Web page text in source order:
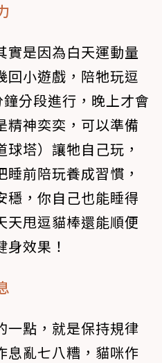
實是因為白天運動量
回小遊戲，陪牠玩逗
分段進行，晚上才會
精神奕奕，可以準備
塔）讓牠自己玩，
前陪玩養成習慣，
穩，你自己也能睡得
天甩逗貓棒還能順便
效果！
一點，就是保持規律
息亂七八糟，貓咪作